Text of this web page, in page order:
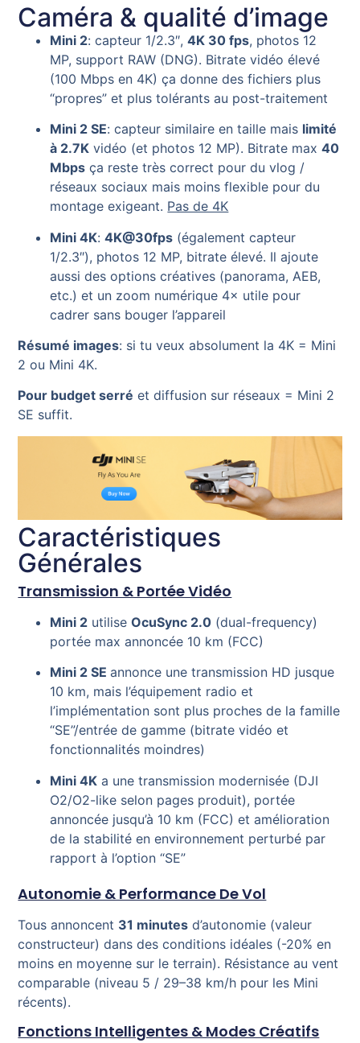
Caméra & qualité d’image
Mini 2: capteur 1/2.3″,4K 30 fps, photos 12
MP, support RAW (DNG). Bitrate vidéo élevé
(100 Mbps en 4K) ça donne des fichiers plus
“propres” et plus tolérants au post-traitement
Mini 2 SE: capteur similaire en taille mais limité
à 2.7K vidéo (et photos 12 MP). Bitrate max40
Mbps ça reste très correct pour du vlog /
réseaux sociaux mais moins flexible pour du
montage exigeant. Pas de 4K
Mini 4K:4K@30fps (également capteur
1/2.3″), photos 12 MP, bitrate élevé. Il ajoute
aussi des options créatives (panorama, AEB,
etc.) et un zoom numérique 4× utile pour
cadrer sans bouger l’appareil
Résumé images: si tu veux absolument la 4K = Mini
2 ou Mini 4K.
Pour budget serré et diffusion sur réseaux = Mini 2
SE suffit.
Caractéristiques
Générales
Transmission & Portée Vidéo
Mini 2 utiliseOcuSync 2.0 (dual-frequency)
portée max annoncée 10 km (FCC)
Mini 2 SEannonce une transmission HD jusque
10 km, mais l’équipement radio et
l’implémentation sont plus proches de la famille
“SE”/entrée de gamme (bitrate vidéo et
fonctionnalités moindres)
Mini 4K a une transmission modernisée (DJI
O2/O2-like selon pages produit), portée
annoncée jusqu’à 10 km (FCC) et amélioration
de la stabilité en environnement perturbé par
rapport à l’option “SE”
Autonomie & Performance De Vol
Tous annoncent 31 minutes d’autonomie (valeur
constructeur) dans des conditions idéales (-20% en
moins en moyenne sur le terrain). Résistance au vent
comparable (niveau 5 / 29–38 km/h pour les Mini
récents).
Fonctions Intelligentes & Modes Créatifs